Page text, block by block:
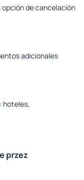
opción de cancelación
adicionales
hoteles,
przez